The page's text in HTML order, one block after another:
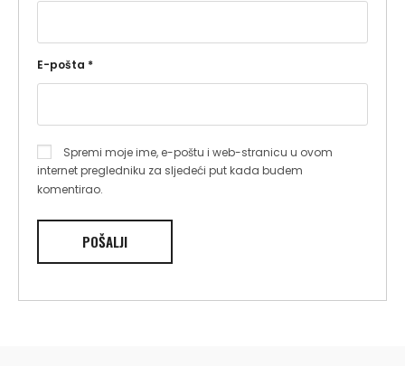
E-pošta *
Spremi moje ime, e-poštu i web-stranicu u ovom
internet pregledniku za sljedeći put kada budem
komentirao.